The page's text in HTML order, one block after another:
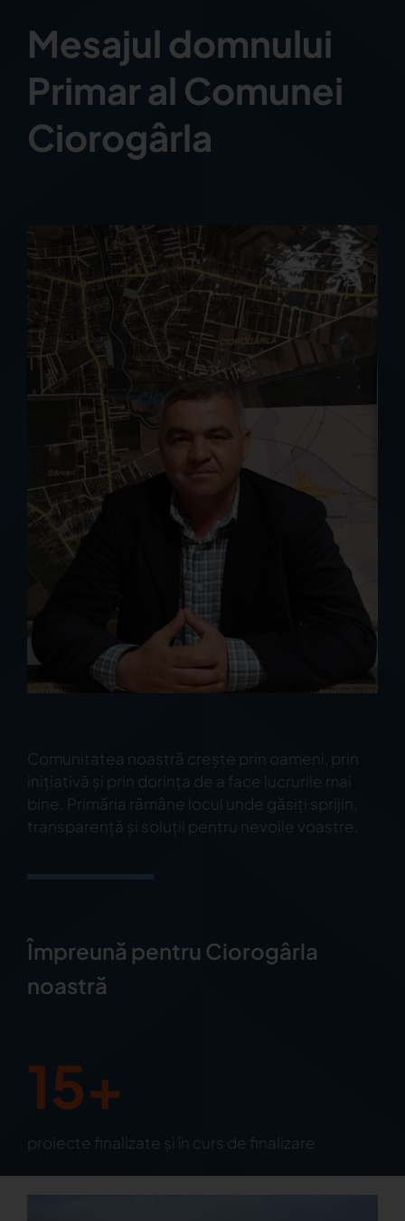
Mesajul domnului
Primar al Comunei
Ciorogârla
Comunitatea noastră crește prin oameni, prin
inițiativă și prin dorința de a face lucrurile mai
bine. Primăria rămâne locul unde găsiți sprijin,
transparență și soluții pentru nevoile voastre.
Împreună pentru Ciorogârla
noastră
15+
proiecte finalizate și în curs de finalizare